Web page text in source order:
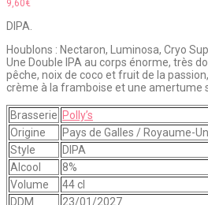
9,60€
DIPA.
Houblons : Nectaron, Luminosa, Cryo
Une Double IPA au corps énorme, très
pêche, noix de coco et fruit de la
crème à la framboise et une amertume
Brasserie Polly’s
Origine
Pays de Galles / Royaume-
Style
DIPA
Alcool
8%
Volume
44 cl
DDM
23/01/2027